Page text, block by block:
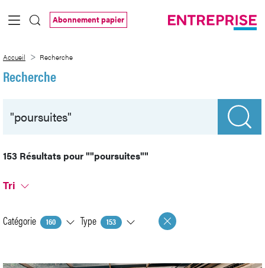
Saut au contenu principal
Abonnement papier
Accueil Recherche
Recherche
153 Résultats pour""poursuites""
Tri
Catégorie 160 Type 153